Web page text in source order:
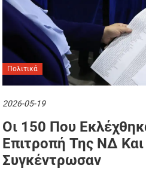
Πολιτικά
2026-05-19
Οι 150 Που
Επιτροπή Της ΝΔ
Συγκέντρωσαν